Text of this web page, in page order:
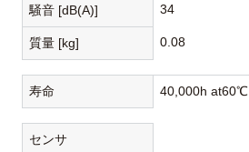
騒音 [dB(A)] 34
質量 [kg] 0.08
寿命 40,000h at60℃
センサ